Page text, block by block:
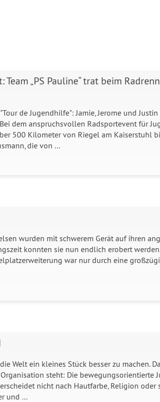
„PS Pauline“ trat beim
de Jugendhilfe": Jamie, Jerome und
dem anspruchsvollen Radsportevent für
500 Kilometer von Riegel am Kaiserstuhl
die von …
wurden mit schwerem Gerät auf ihren
konnten sie nun endlich erobert
war nur durch eine
Welt ein kleines Stück besser zu machen.
steht: Die bewegungsorientierte
nicht nach Hautfarbe, Religion oder
und …